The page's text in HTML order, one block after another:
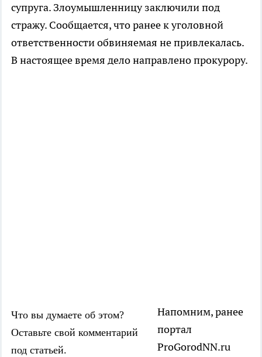
супруга. Злоумышленницу заключили под
стражу. Сообщается, что ранее к уголовной
ответственности обвиняемая не привлекалась.
В настоящее время дело направлено прокурору.
Что вы думаете об этом?
Оставьте свой комментарий
под статьей.
Напомним, ранее
портал
ProGorodNN.ru